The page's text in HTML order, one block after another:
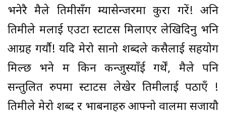
भनेरै मैले तिमीसँग म्यासेन्जरमा कुरा गरें! अनि
तिमीले मलाई एउटा स्टाटस मिलाएर लेखिदिनु भनि
आग्रह गर्यौ! यदि मेरो सानो शब्दले कसैलाई सहयोग
मिल्छ भने म किन कन्जुस्याँई गर्थें, मैले पनि
सन्तुलित रुपमा स्टाटस लेखेर तिमीलाई पठाएँ !
तिमीले मेरो शब्द र भाबनाहरु आफ्नो वालमा सजायौ